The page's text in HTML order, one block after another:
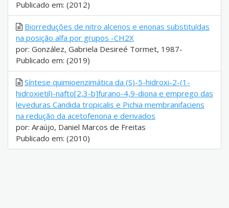
Publicado em: (2012)
Biorreduções de nitro alcenos e enonas substituídas
na posição alfa por grupos -CH2X
por: González, Gabriela Desireé Tormet, 1987-
Publicado em: (2019)
Síntese quimioenzimática da (S)-5-hidroxi-2-(1-
hidroxietil)-nafto[2,3-b]furano-4,9-diona e emprego das
leveduras Candida tropicalis e Pichia membranifaciens
na redução da acetofenona e derivados
por: Araújo, Daniel Marcos de Freitas
Publicado em: (2010)